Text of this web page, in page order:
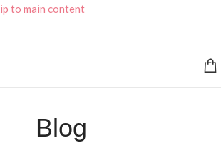
to main content
Blog